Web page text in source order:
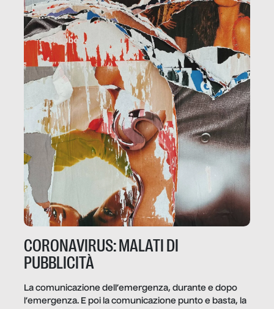
CORONAVIRUS: MALATI DI
PUBBLICITÀ
La comunicazione dell’emergenza, durante e dopo
l’emergenza. E poi la comunicazione punto e basta, la